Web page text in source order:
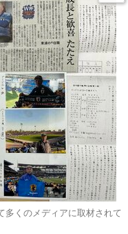
多くのメディアに取材されて